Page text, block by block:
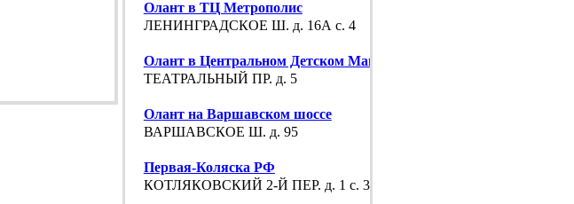
Олант в ТЦ Метрополис
ЛЕНИНГРАДСКОЕ Ш. д. 16А с. 4
Олант в Центральном Детском Магазине
ТЕАТРАЛЬНЫЙ ПР. д. 5
Олант на Варшавском шоссе
ВАРШАВСКОЕ Ш. д. 95
Первая-Коляска РФ
КОТЛЯКОВСКИЙ 2-Й ПЕР. д. 1 с. 34